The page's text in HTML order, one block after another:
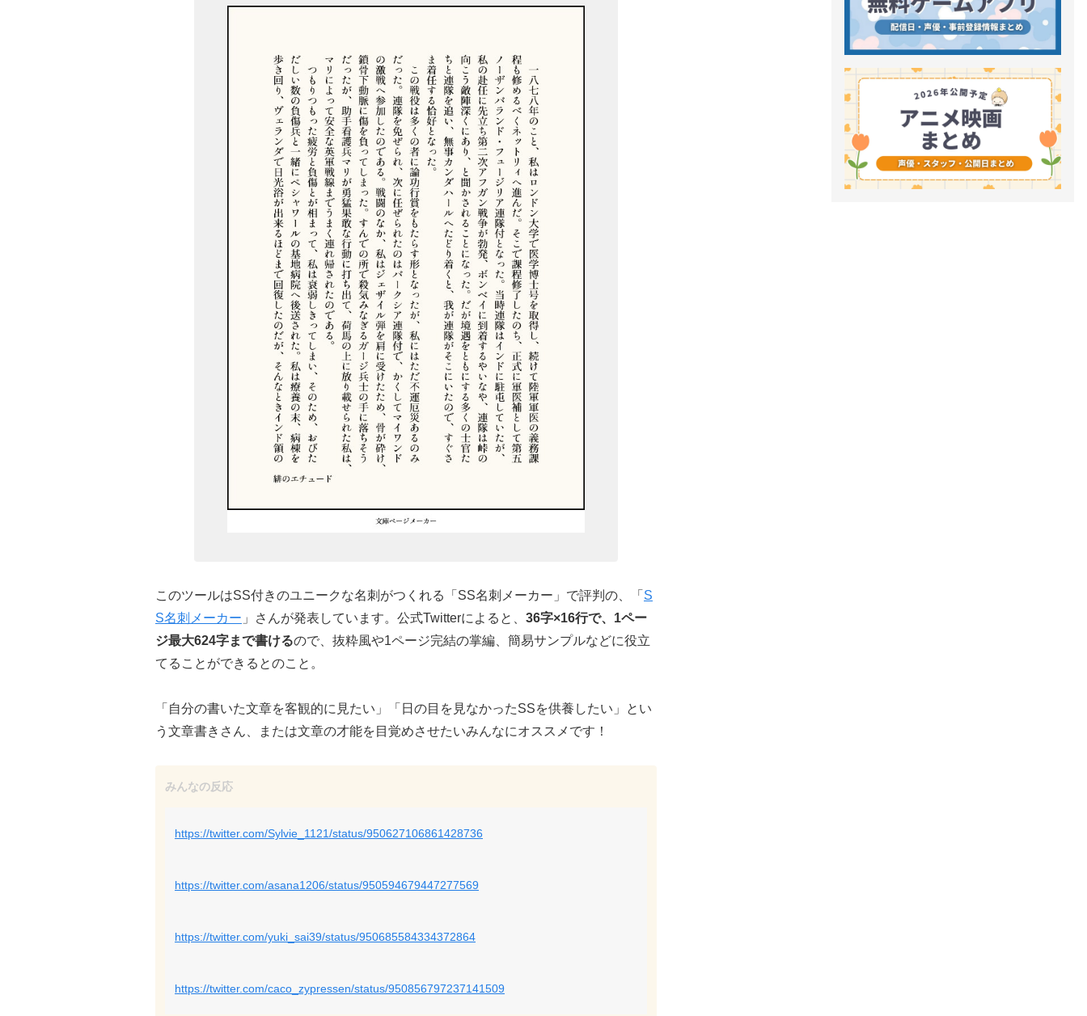
このツールはSS付きのユニークな名刺がつくれる「SS名刺メーカー」で評判の、「 S
S名刺メーカー 」さんが発表しています。公式Twitterによると、 36字×16行で、1ペー
ジ最大624字まで書けるので、抜粋風や1ページ完結の掌編、簡易サンプルなどに役立
てることができるとのこと。
「自分の書いた文章を客観的に見たい」「日の目を見なかったSSを供養したい」とい
う文章書きさん、または文章の才能を目覚めさせたいみんなにオススメです！
https://twitter.com/Sylvie_1121/status/950627106861428736
https://twitter.com/asana1206/status/950594679447277569
https://twitter.com/yuki_sai39/status/950685584334372864
https://twitter.com/caco_zypressen/status/950856797237141509